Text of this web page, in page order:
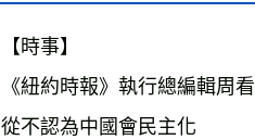
【時事】
《紐約時報》執行總編輯周看
從不認為中國會民主化